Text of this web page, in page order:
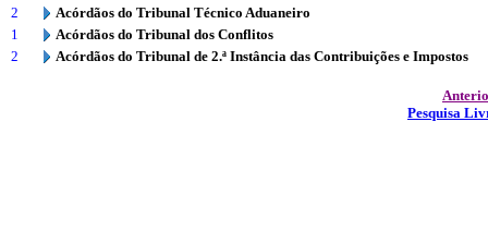
2
Acórdãos do Tribunal Técnico Aduaneiro
1
Acórdãos do Tribunal dos Conflitos
2
Acórdãos do Tribunal de 2.ª Instância das Contribuições e Impostos
Pesquisa